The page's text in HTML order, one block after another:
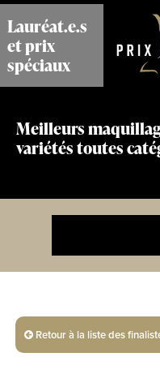
Aller
au
contenu
principal
Lauréat.e.s
et prix
spéciaux
Meilleurs
variétés toutes
Retour à la liste des